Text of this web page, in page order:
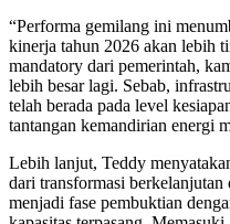
“Performa gemilang ini
kinerja tahun 2026 akan lebih
mandatory dari pemerintah,
lebih besar lagi. Sebab,
telah berada pada level
tantangan kemandirian energi
Lebih lanjut, Teddy
dari transformasi
menjadi fase pembuktian